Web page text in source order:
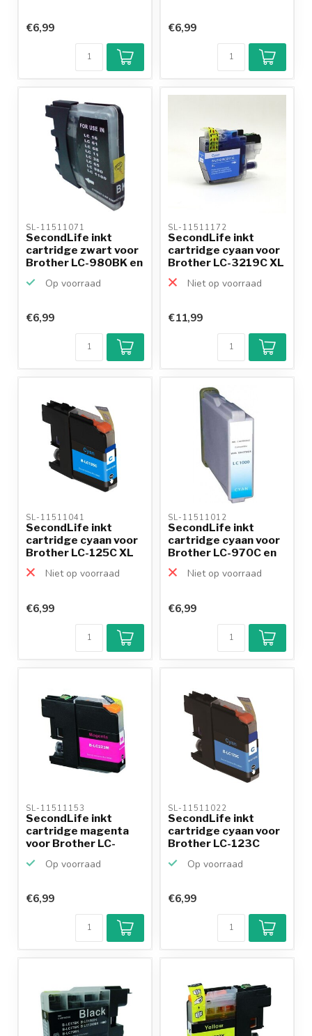
€6,99 €6,99
SL-11511071
SecondLife inkt
cartridge zwart voor
Brother LC-980BK en
Op voorraad
€6,99
SL-11511172
SecondLife inkt
cartridge cyaan voor
Brother LC-3219C XL
Niet op voorraad
€11,99
SL-11511041
SecondLife inkt
cartridge cyaan voor
Brother LC-125C XL
Niet op voorraad
€6,99
SL-11511012
SecondLife inkt
cartridge cyaan voor
Brother LC-970C en
L...
Niet op voorraad
€6,99
SL-11511153
SecondLife inkt
cartridge magenta
voor Brother LC-
Op voorraad
€6,99
SL-11511022
SecondLife inkt
cartridge cyaan voor
Brother LC-123C
Op voorraad
€6,99